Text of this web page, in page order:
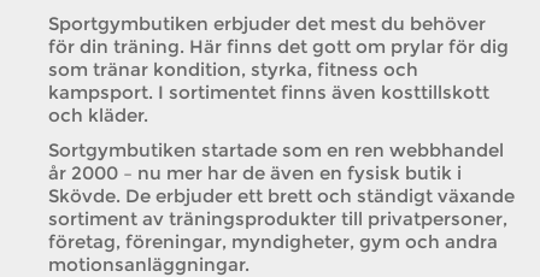
Sportgymbutiken erbjuder det mest du behöver
för din träning. Här finns det gott om prylar för dig
som tränar kondition, styrka, fitness och
kampsport. I sortimentet finns även kosttillskott
och kläder.
Sortgymbutiken startade som en ren webbhandel
år 2000 – nu mer har de även en fysisk butik i
Skövde. De erbjuder ett brett och ständigt växande
sortiment av träningsprodukter till privatpersoner,
företag, föreningar, myndigheter, gym och andra
motionsanläggningar.